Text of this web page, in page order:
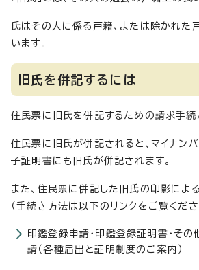
氏はその人に係る戸籍、または除かれた
います。
旧氏を併記するには
住民票に旧氏を併記するための請求手続
住民票に旧氏が併記されると、マイナン
子証明書にも旧氏が併記されます。
また、住民票に併記した旧氏の印影によ
（手続き方法は以下のリンクをご覧くださ
印鑑登録申請・印鑑登録証明書・その
請（各種届出と証明制度のご案内）